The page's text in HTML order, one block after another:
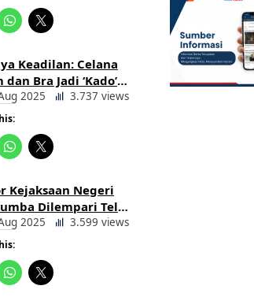
Keadilan: Celana
dan Bra Jadi ‘Kado’
Kajari Bulukumba
2025 3.737 views
Kejaksaan Negeri
Dilempari Telur
Sapi, Keluarga
Lakalantas Tuntut
2025 3.599 views